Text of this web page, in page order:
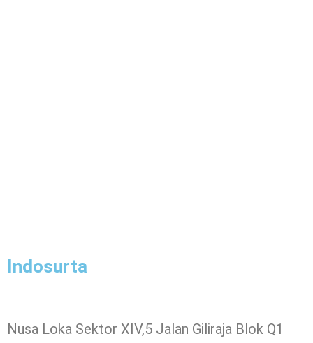
Indosurta
Nusa Loka Sektor XIV,5 Jalan Giliraja Blok Q1